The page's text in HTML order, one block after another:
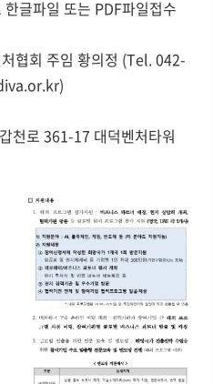
글파일 또는 PDF파일접수
협회 주임 황의정 (Tel. 042-
천로 361-17 대덕벤처타워